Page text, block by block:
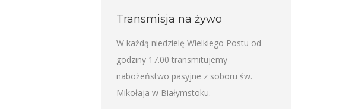
Transmisja na żywo
W każdą niedzielę Wielkiego Postu od
godziny 17.00 transmitujemy
nabożeństwo pasyjne z soboru św.
Mikołaja w Białymstoku.